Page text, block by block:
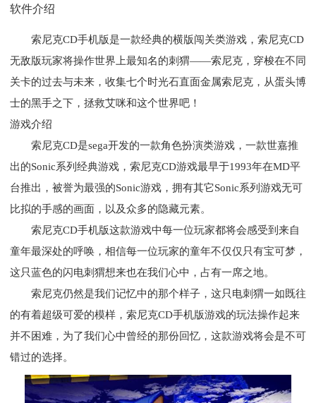
软件介绍
索尼克CD手机版是一款经典的横版闯关类游戏，索尼克CD
无敌版玩家将操作世界上最知名的刺猬——索尼克，穿梭在不同
关卡的过去与未来，收集七个时光石直面金属索尼克，从蛋头博
士的黑手之下，拯救艾咪和这个世界吧！
游戏介绍
索尼克CD是sega开发的一款角色扮演类游戏，一款世嘉推
出的Sonic系列经典游戏，索尼克CD游戏最早于1993年在MD平
台推出，被誉为最强的Sonic游戏，拥有其它Sonic系列游戏无可
比拟的手感的画面，以及众多的隐藏元素。
索尼克CD手机版这款游戏中每一位玩家都将会感受到来自
童年最深处的呼唤，相信每一位玩家的童年不仅仅只有宝可梦，
这只蓝色的闪电刺猬想来也在我们心中，占有一席之地。
索尼克仍然是我们记忆中的那个样子，这只电刺猬一如既往
的有着超级可爱的模样，索尼克CD手机版游戏的玩法操作起来
并不困难，为了我们心中曾经的那份回忆，这款游戏将会是不可
错过的选择。